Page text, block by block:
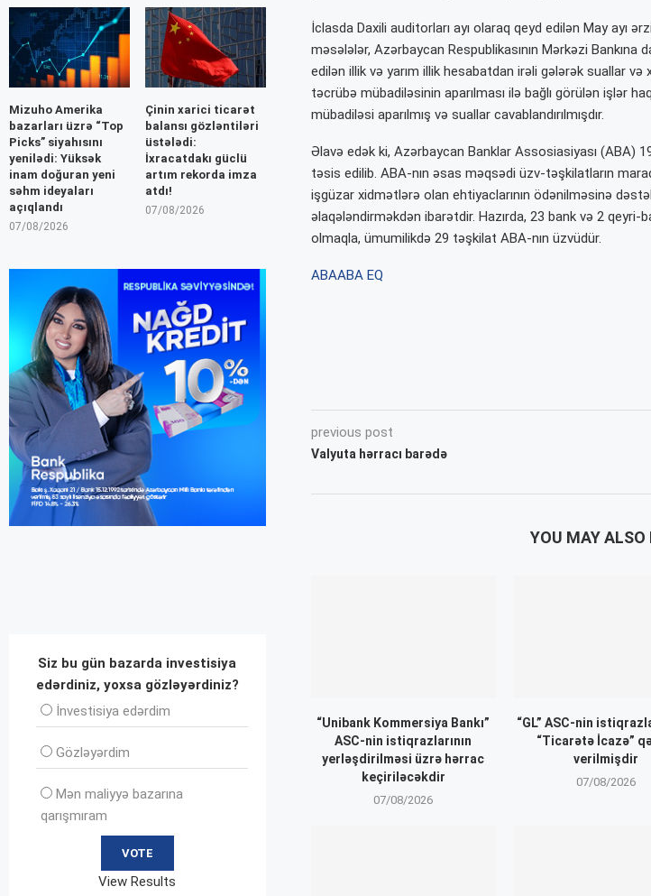
İclasda Daxili auditorları ayı olaraq qeyd edilən May ayı
məsələlər, Azərbaycan Respublikasının Mərkəzi
edilən illik və yarım illik hesabatdan irəli gələrək suallar
təcrübə mübadiləsinin aparılması ilə bağlı görülən işlər
mübadiləsi aparılmış və suallar cavablandırılmışdır.
Əlavə edək ki, Azərbaycan Banklar Assosiasiyası (ABA)
təsis edilib. ABA-nın əsas məqsədi üzv-təşkilatların
işgüzar xidmətlərə olan ehtiyaclarının ödənilməsinə
əlaqələndirməkdən ibarətdir. Hazırda, 23 bank və 2
olmaqla, ümumilikdə 29 təşkilat ABA-nın üzvüdür.
ABAABA EQ
previous post
Valyuta hərracı barədə
YOU MAY ALSO
“Unibank Kommersiya Bankı”
ASC-nin istiqrazlarının
yerləşdirilməsi üzrə hərrac
keçiriləcəkdir
07/08/2026
“GL” ASC-nin
“Ticarətə İcazə”
verilmişdir
07/08/2026
Mizuho Amerika
bazarları üzrə “Top
Picks” siyahısını
yenilədi: Yüksək
inam doğuran yeni
səhm ideyaları
açıqlandı
07/08/2026
Çinin xarici ticarət
balansı gözləntiləri
üstələdi:
İxracatdakı güclü
artım rekorda imza
atdı!
07/08/2026
Siz bu gün bazarda investisiya
edərdiniz, yoxsa gözləyərdiniz?
İnvеstisiya edərdim
Gözləyərdim
Mən maliyyə bazarına
qarışmıram
View Results